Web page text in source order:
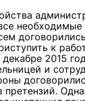
к
декабре 2015
и
претензий.